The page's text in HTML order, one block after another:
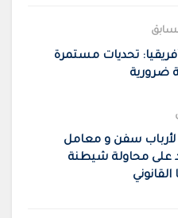
تحديات مستمرة
ضرورية
لأرباب سفن و معامل
محاولة شيطنة